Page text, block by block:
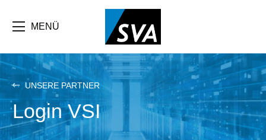
Inhalt
MENÜ
UNSERE PARTNER
Login VSI